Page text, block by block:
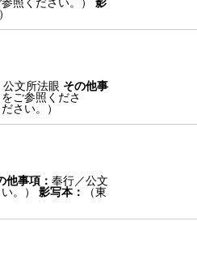
公文所法眼 その他事
ご参照くださ
さい。）
他事項： 奉行／公文
。） 影写本：
（東